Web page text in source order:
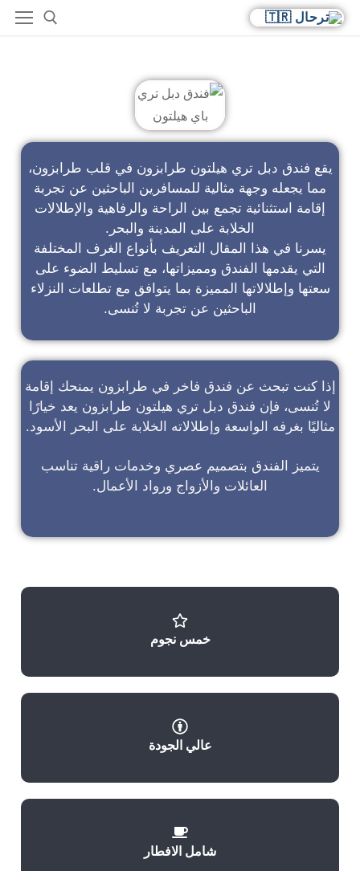
يقع فندق دبل تري هيلتون طرابزون في قلب طرابزون،
مما يجعله وجهة مثالية للمسافرين الباحثين عن تجربة
إقامة استثنائية تجمع بين الراحة والرفاهية والإطلالات
الخلابة على المدينة والبحر.
يسرنا في هذا المقال التعريف بأنواع الغرف المختلفة
التي يقدمها الفندق ومميزاتها، مع تسليط الضوء على
سعتها وإطلالاتها المميزة بما يتوافق مع تطلعات النزلاء
الباحثين عن تجربة لا تُنسى.
إذا كنت تبحث عن فندق فاخر في طرابزون يمنحك إقامة
لا تُنسى، فإن فندق دبل تري هيلتون طرابزون يعد خيارًا
مثاليًا بغرفه الواسعة وإطلالاته الخلابة على البحر الأسود.
يتميز الفندق بتصميم عصري وخدمات راقية تناسب
العائلات والأزواج ورواد الأعمال.
خمس نجوم
عالي الجودة
شامل الافطار